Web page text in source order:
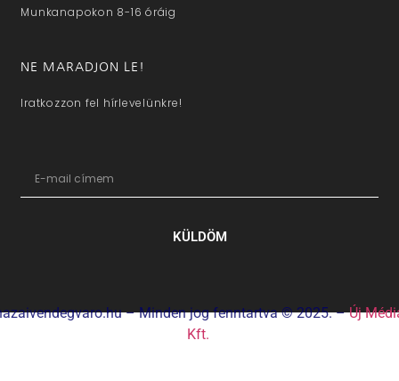
Munkanapokon 8-16 óráig
NE MARADJON LE!
Iratkozzon fel hírlevelünkre!
KÜLDÖM
– Minden jog fenntartva © 2025. –Új
Kft.